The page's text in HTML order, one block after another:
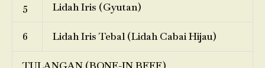
5 Lidah Iris (Gyutan)
6 Lidah Iris Tebal (Lidah Cabai Hijau)